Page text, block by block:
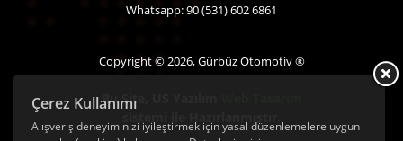
Çerez Kullanımı
Alışveriş deneyiminizi iyileştirmek için yasal düzenlemelere uygun
Whatsapp: 90 (531) 602 6861
Copyright © 2026, Gürbüz Otomotiv ®
Bu Site,